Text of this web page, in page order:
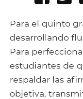
Para el quinto
desarrollando
Para
estudiantes de
respaldar las
objetiva,